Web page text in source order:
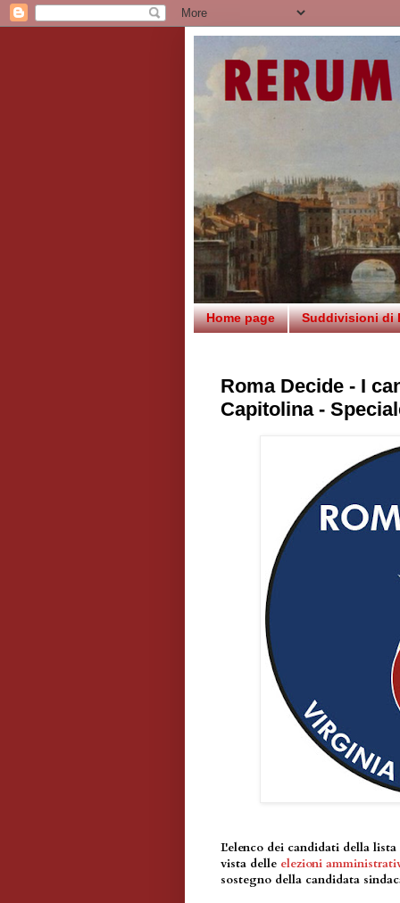
Home page Suddivisioni di
Roma Decide - I
Capitolina -
L'elenco dei candidati della
vista delle elezioni
sostegno della candidata